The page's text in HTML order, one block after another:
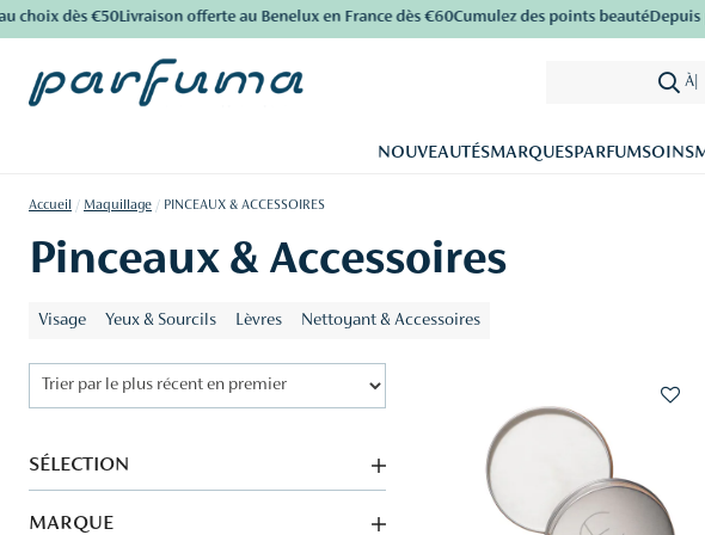
dès €50Livraison offerte au Benelux en France dès €60Cumulez des points beautéDepuis plus
À
NOUVEAUTÉSMARQUESPARFUMSOINS
Accueil / Maquillage / PINCEAUX & ACCESSOIRES
Pinceaux & Accessoires
Visage Yeux & Sourcils Lèvres Nettoyant & Accessoires
SÉLECTION
MARQUE